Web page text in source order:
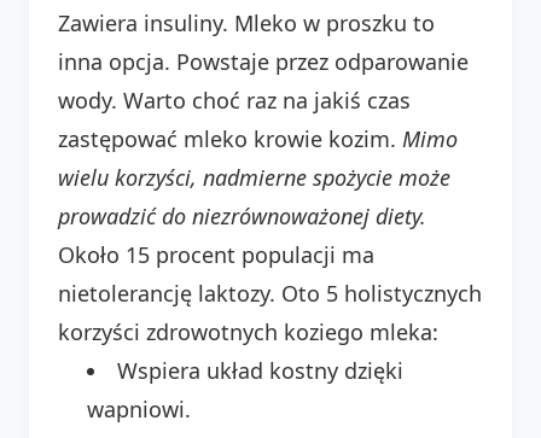
Zawiera insuliny. Mleko w proszku to
inna opcja. Powstaje przez odparowanie
wody. Warto choć raz na jakiś czas
zastępować mleko krowie kozim. Mimo
wielu korzyści, nadmierne spożycie może
prowadzić do niezrównoważonej diety.
Około 15 procent populacji ma
nietolerancję laktozy. Oto 5 holistycznych
korzyści zdrowotnych koziego mleka:
Wspiera układ kostny dzięki
wapniowi.